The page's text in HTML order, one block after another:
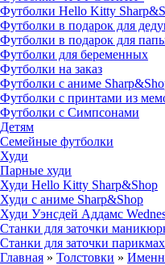
Футболки Hello Kitty
Футболки в подарок для
Футболки в подарок для
Футболки для беременных
Футболки на заказ
Футболки с аниме
Футболки с принтами из
Футболки с Симпсонами
Детям
Семейные футболки
Худи
Парные худи
Худи Hello Kitty Sharp&Shop
Худи с аниме Sharp&Shop
Худи Уэнсдей Аддамс
Станки для заточки
Станки для заточки
Главная » Толстовки »